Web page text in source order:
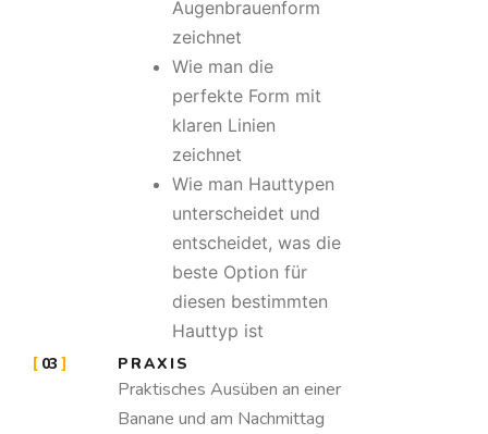
Augenbrauenform
zeichnet
Wie man die
perfekte Form mit
klaren Linien
zeichnet
Wie man Hauttypen
unterscheidet und
entscheidet, was die
beste Option für
diesen bestimmten
Hauttyp ist
03 PRAXIS
Praktisches Ausüben an einer
Banane und am Nachmittag